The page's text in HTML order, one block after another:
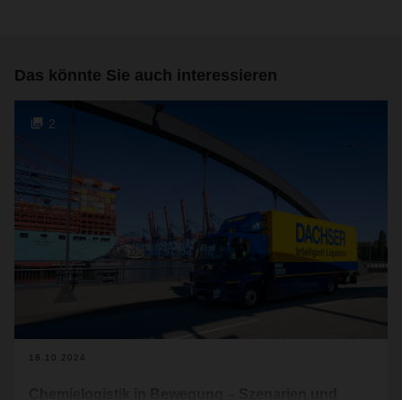
Das könnte Sie auch interessieren
2
18.10.2024